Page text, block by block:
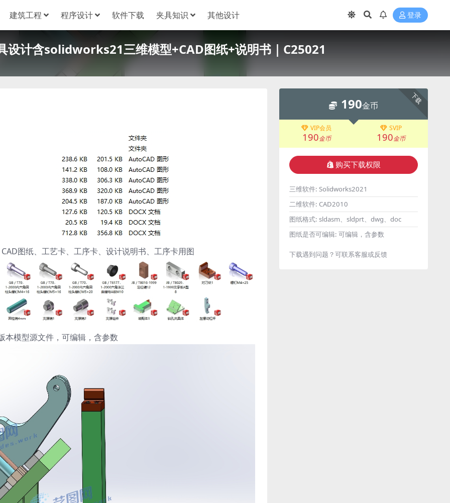
建筑工程 程序设计 软件下载 夹具知识 其他设计 登录
设计含solidworks21三维模型+CAD图纸+说明书｜C25021
图纸、工艺卡、工序卡、设计说明书、工序卡用图
模型源文件，可编辑，含参数
下载
190金币
VIP会员
190金币
SVIP
190金币
购买下载权限
三维软件: Solidworks2021
二维软件: CAD2010
图纸格式: sldasm、sldprt、dwg、doc
图纸是否可编辑: 可编辑，含参数
下载遇到问题？可联系客服或反馈